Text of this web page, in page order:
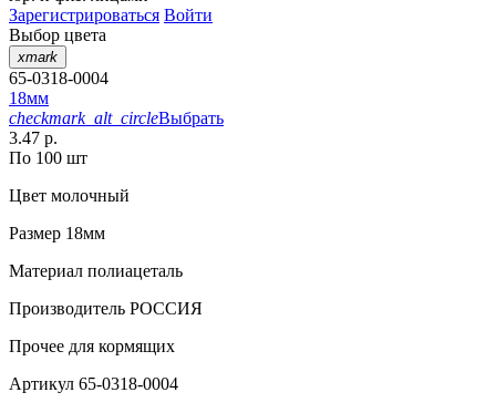
Зарегистрироваться Войти
Выбор цвета
xmark
65-0318-0004
18мм
checkmark_alt_circleВыбрать
3.47 р.
По 100 шт
Цвет молочный
Размер 18мм
Материал полиацеталь
Производитель РОССИЯ
Прочее для кормящих
Артикул 65-0318-0004